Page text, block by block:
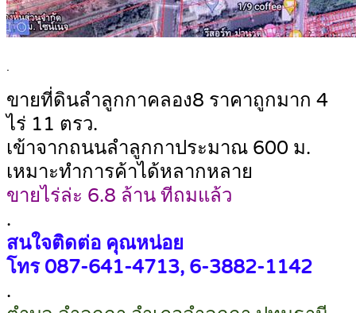
.
ขายที่ดินลำลูกกาคลอง8 ราคาถูกมาก 4
ไร่ 11 ตรว.
เข้าจากถนนลำลูกกาประมาณ 600 ม.
เหมาะทำการค้าได้หลากหลาย
ขายไร่ล่ะ 6.8 ล้าน ทีถมแล้ว
.
สนใจติดต่อ คุณหน่อย
โทร 087-641-4713, 6-3882-1142
.